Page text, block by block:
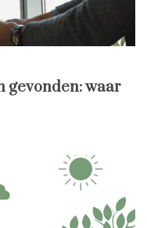
gevonden: waar